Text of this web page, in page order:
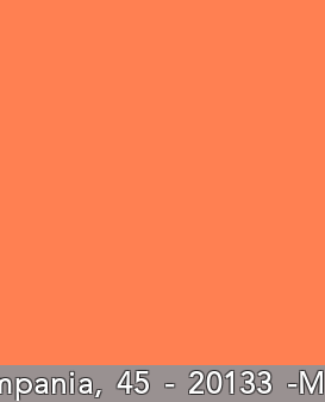
45 - 20133 -